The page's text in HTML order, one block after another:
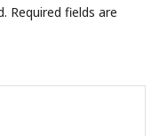
Required fields are